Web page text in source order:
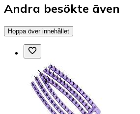
Andra besökte även
Hoppa över innehållet